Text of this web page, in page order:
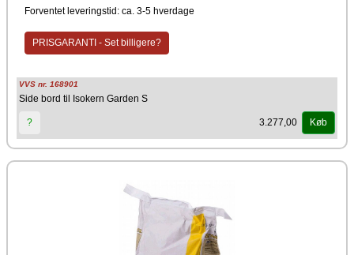
Type: Sidebord
Anvendelse: Ekstra arbejds og opbevaringsplads ved pejsen
Egnet til: Udendørs brug
Sidebordet er udviklet til udendørs anvendelse og kombinerer
funktionalitet med et harmonisk og holdbart design, der passer perfekt
til pejsens stil. Udbyg din pejs med et sidebord og skab endnu mere
Forventet leveringstid: ca. 3-5 hverdage
PRISGARANTI - Set billigere?
VVS nr. 168901
Side bord til Isokern Garden S
? 3.277,00 Køb